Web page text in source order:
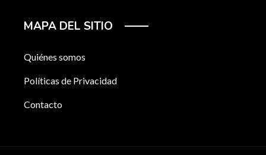
MAPA DEL SITIO
Quiénes somos
Políticas de Privacidad
Contacto